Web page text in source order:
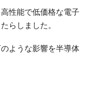
性能で低価格な電子
らしました。
ような影響を半導体